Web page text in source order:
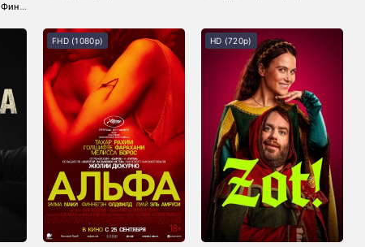
Финляндия
FHD (1080p) HD (720p)